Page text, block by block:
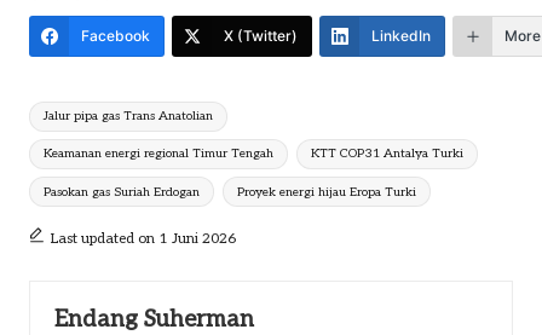
Facebook X (Twitter) LinkedIn More
Tags:
Jalur pipa gas Trans Anatolian
Keamanan energi regional Timur Tengah KTT COP31 Antalya Turki
Pasokan gas Suriah Erdogan Proyek energi hijau Eropa Turki
Last updated on 1 Juni 2026
Endang Suherman